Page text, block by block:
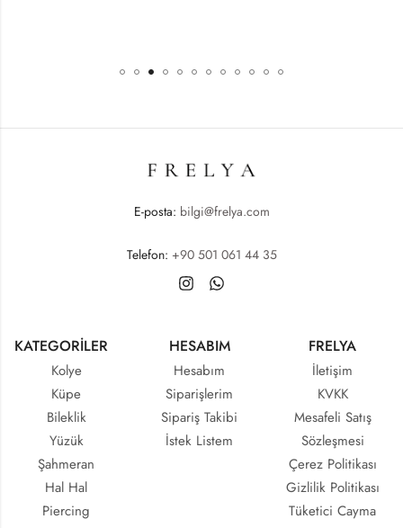
E-posta: bilgi@frelya.com
Telefon: +90 501 061 44 35
KATEGORİLER
Kolye
Küpe
Bileklik
Yüzük
Şahmeran
Hal Hal
Piercing
HESABIM
Hesabım
Siparişlerim
Sipariş Takibi
İstek Listem
FRELYA
İletişim
KVKK
Mesafeli Satış
Sözleşmesi
Çerez Politikası
Gizlilik Politikası
Tüketici Cayma